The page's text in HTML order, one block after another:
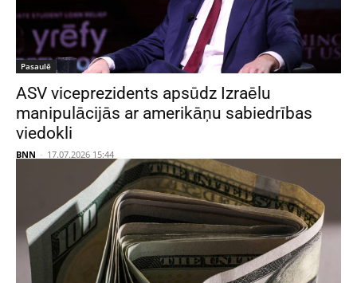
Pasaulē
ASV viceprezidents apsūdz Izraēlu
manipulācijās ar amerikāņu sabiedrības
viedokli
BNN - 17.07.2026 15:44